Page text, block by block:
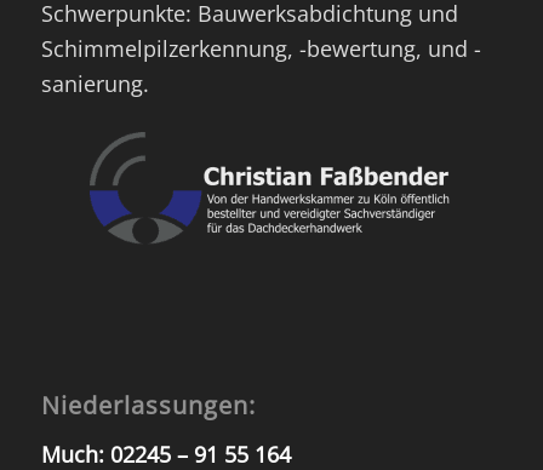
Schwerpunkte: Bauwerksabdichtung und
Schimmelpilzerkennung, -bewertung, und -
sanierung.
Niederlassungen:
Much: 02245 – 91 55 164